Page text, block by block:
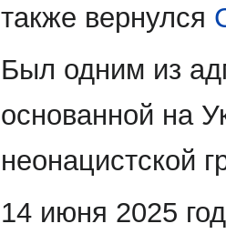
также вернулся
Был одним из
основанной на
неонацистской
14 июня 2025